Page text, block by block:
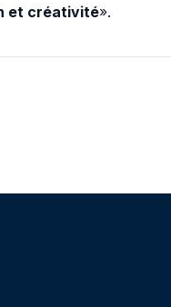
et créativité».